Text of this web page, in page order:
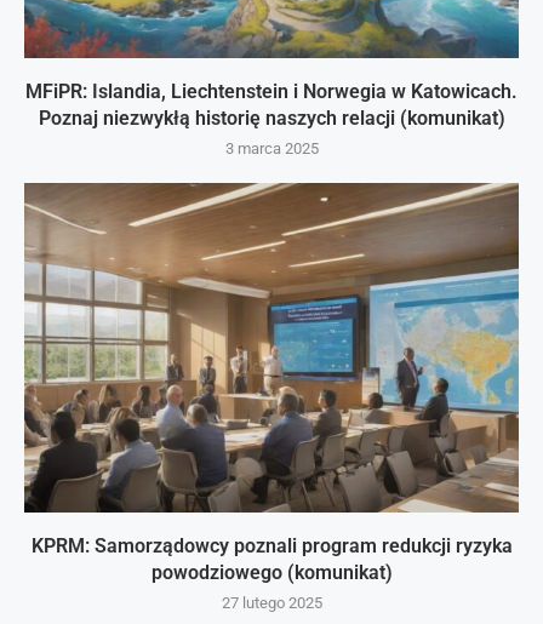
MFiPR: Islandia, Liechtenstein i Norwegia w Katowicach.
Poznaj niezwykłą historię naszych relacji (komunikat)
3 marca 2025
KPRM: Samorządowcy poznali program redukcji ryzyka
powodziowego (komunikat)
27 lutego 2025